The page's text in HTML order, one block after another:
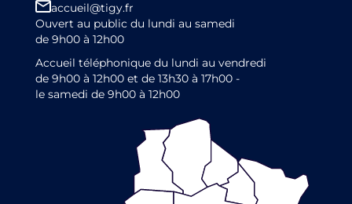
accueil@tigy.fr
Ouvert au public du lundi au samedi
de 9h00 à 12h00
Accueil téléphonique du lundi au vendredi
de 9h00 à 12h00 et de 13h30 à 17h00 -
le samedi de 9h00 à 12h00